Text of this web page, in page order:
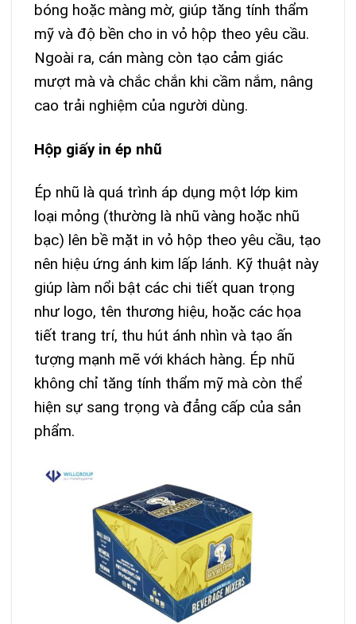
bóng hoặc màng mờ, giúp tăng tính thẩm
mỹ và độ bền cho in vỏ hộp theo yêu cầu.
Ngoài ra, cán màng còn tạo cảm giác
mượt mà và chắc chắn khi cầm nắm, nâng
cao trải nghiệm của người dùng.
Hộp giấy in ép nhũ
Ép nhũ là quá trình áp dụng một lớp kim
loại mỏng (thường là nhũ vàng hoặc nhũ
bạc) lên bề mặt in vỏ hộp theo yêu cầu, tạo
nên hiệu ứng ánh kim lấp lánh. Kỹ thuật này
giúp làm nổi bật các chi tiết quan trọng
như logo, tên thương hiệu, hoặc các họa
tiết trang trí, thu hút ánh nhìn và tạo ấn
tượng mạnh mẽ với khách hàng. Ép nhũ
không chỉ tăng tính thẩm mỹ mà còn thể
hiện sự sang trọng và đẳng cấp của sản
phẩm.